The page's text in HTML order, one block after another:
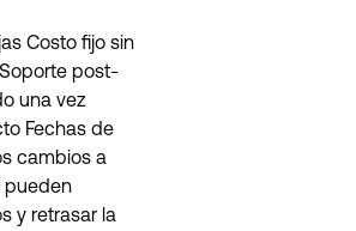
Costo fijo sin
post-
una vez
Fechas de
cambios a
pueden
y retrasar la